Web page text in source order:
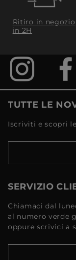
Ritiro in negozio
in 2H
TUTTE LE
Iscriviti e scopri
SERVIZIO
Chiamaci dal
al numero verde
oppure scrivici a